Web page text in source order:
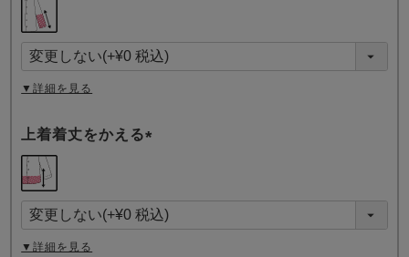
須
)
▼詳細を見る
上着着丈をかえる
須
)
▼詳細を見る